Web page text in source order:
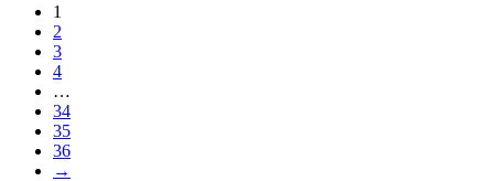
1
2
3
4
…
34
35
36
→